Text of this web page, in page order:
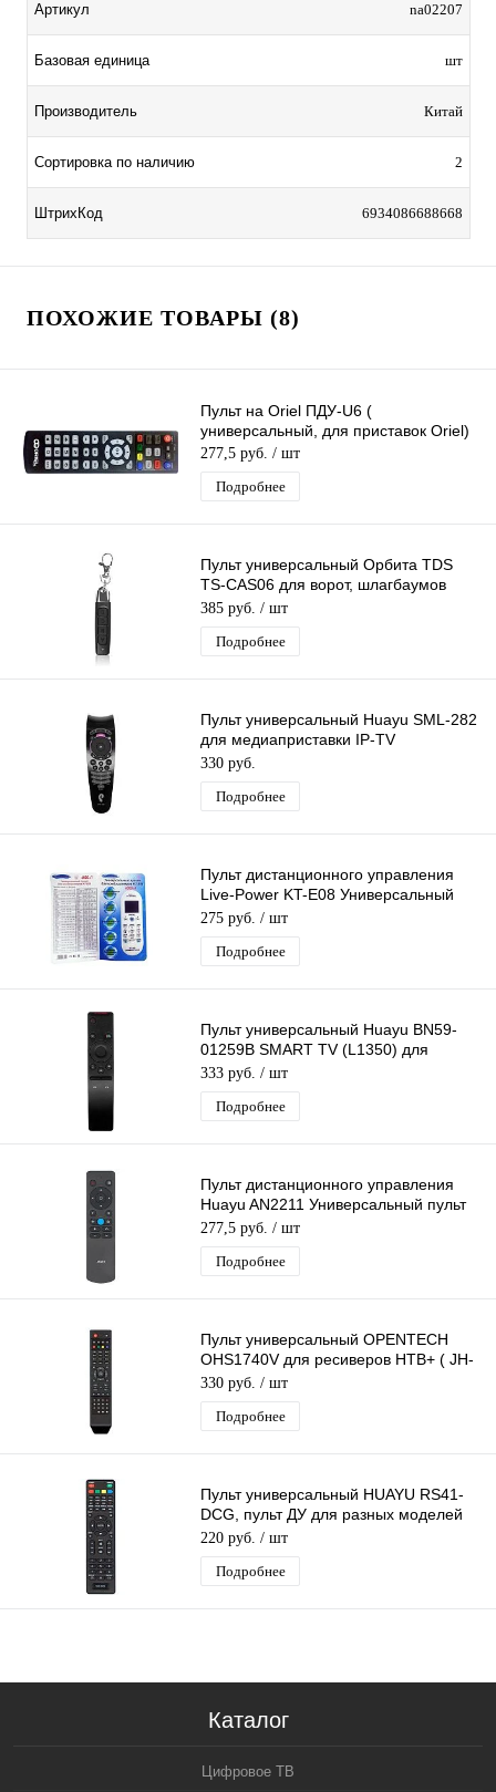
Артикул na02207
Базовая единица шт
Производитель Китай
Сортировка по наличию 2
ШтрихКод 6934086688668
ПОХОЖИЕ ТОВАРЫ (8)
Пульт на Oriel ПДУ-U6 (
универсальный, для приставок Oriel)
277,5 руб. / шт
Подробнее
Пульт универсальный Орбита TDS
TS-CAS06 для ворот, шлагбаумов
(433 МГц, 27А) программируемый
385 руб. / шт
Подробнее
Пульт универсальный Huayu SML-282
для медиаприставки IP-TV
Ростелеком
330 руб.
Подробнее
Пульт дистанционного управления
Live-Power KT-E08 Универсальный
пульт для кондиционеров
275 руб. / шт
Подробнее
Пульт универсальный Huayu BN59-
01259B SMART TV (L1350) для
телевизоров Samsung
333 руб. / шт
Подробнее
Пульт дистанционного управления
Huayu AN2211 Универсальный пульт
для телевизора Триколор
277,5 руб. / шт
Подробнее
Пульт универсальный OPENTECH
OHS1740V для ресиверов НТВ+ ( JH-
1005)
330 руб. / шт
Подробнее
Пульт универсальный HUAYU RS41-
DCG, пульт ДУ для разных моделей
телевизоров
220 руб. / шт
Подробнее
Каталог
Цифровое ТВ